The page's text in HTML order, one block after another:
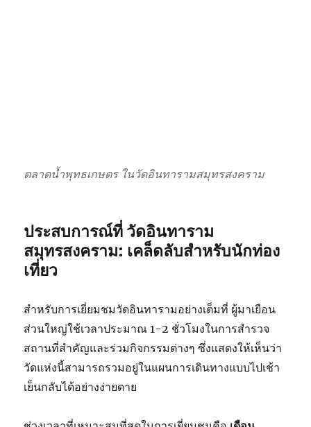
ตลาดน้ำพุทธเกษตร ในวัดอินทารามสมุทรสงคราม
ประสบการณ์ที่ วัดอินทาราม
สมุทรสงคราม: เคล็ดลับสำหรับนักท่อง
เที่ยว
สำหรับการเยี่ยมชมวัดอินทารามอย่างเต็มที่ ผู้มาเยือน
ส่วนใหญ่ใช้เวลาประมาณ 1-2 ชั่วโมงในการสำรวจ
สถานที่สำคัญและร่วมกิจกรรมต่างๆ ซึ่งแสดงให้เห็นว่า
วัดแห่งนี้สามารถรวมอยู่ในแผนการเดินทางแบบไปเช้า
เย็นกลับได้อย่างง่ายดาย